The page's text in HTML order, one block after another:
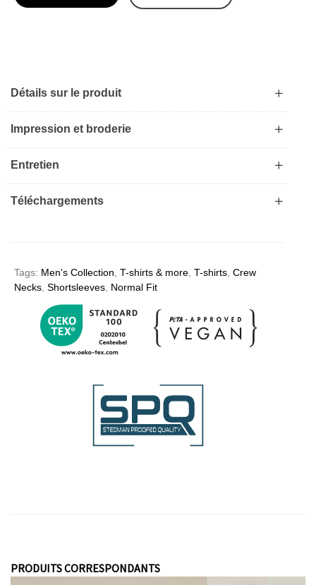
Détails sur le produit
Impression et broderie
Entretien
Téléchargements
Tags: Men's Collection T-shirts & more T-shirts Crew
Necks Shortsleeves Normal Fit
PRODUITS CORRESPONDANTS